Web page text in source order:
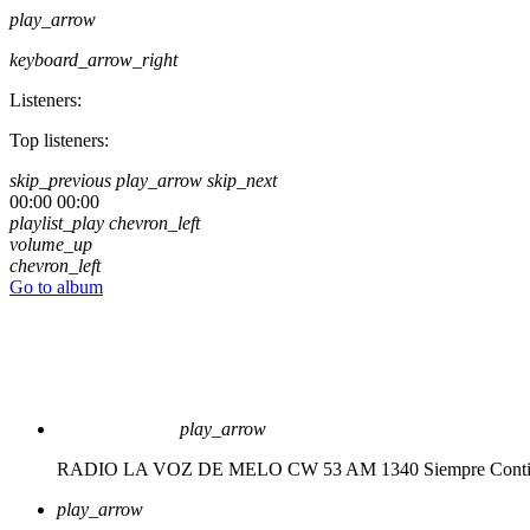
play_arrow
keyboard_arrow_right
Listeners:
Top listeners:
skip_previous play_arrow skip_next
00:00 00:00
playlist_play chevron_left
volume_up
chevron_left
Go to album
play_arrow
RADIO LA VOZ DE MELO CW 53 AM 1340 Siempre
play_arrow